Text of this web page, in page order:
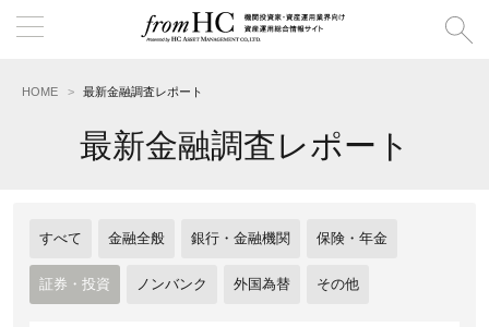
HOME 最新金融調査レポート
最新金融調査レポート
すべて 金融全般 銀行・金融機関 保険・年金
証券・投資 ノンバンク 外国為替 その他